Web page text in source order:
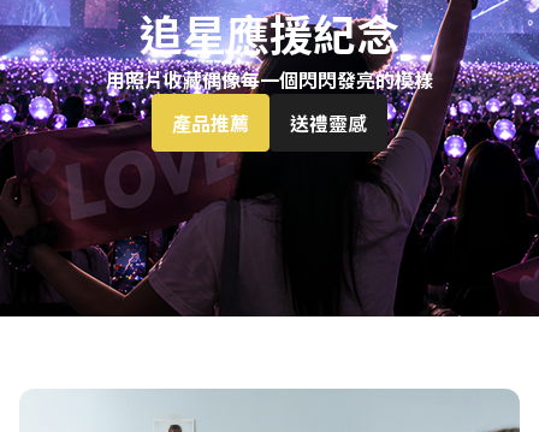
追星應援紀念
用照片收藏偶像每一個閃閃發亮的模樣
產品推薦
送禮靈感